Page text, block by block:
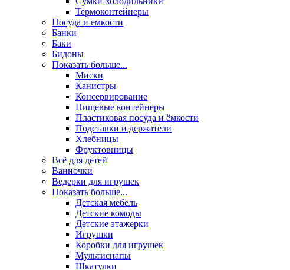
Термоконтейнеры
Посуда и емкости
Банки
Баки
Бидоны
Показать больше...
Миски
Канистры
Консервирование
Пищевые контейнеры
Пластиковая посуда и ёмкости
Подставки и держатели
Хлебницы
Фруктовницы
Всё для детей
Ванночки
Ведерки для игрушек
Показать больше...
Детская мебель
Детские комоды
Детские этажерки
Игрушки
Коробки для игрушек
Мультиснапы
Шкатулки